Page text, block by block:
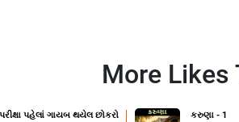
More Likes
પરીક્ષા પહેલાં ગાયબ થયેલ છોકરો કરુણા - 1